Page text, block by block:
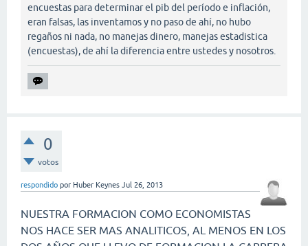
encuestas para determinar el pib del período e inflación,
eran falsas, las inventamos y no paso de ahí, no hubo
regaños ni nada, no manejas dinero, manejas estadistica
(encuestas), de ahí la diferencia entre ustedes y nosotros.
0
votos
respondido por Huber Keynes Jul 26, 2013
NUESTRA FORMACION COMO ECONOMISTAS
NOS HACE SER MAS ANALITICOS, AL MENOS EN LOS